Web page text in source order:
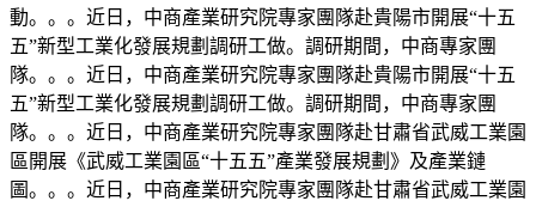
動。。。近日，中商產業研究院專家團隊赴貴陽市開展“十五
五”新型工業化發展規劃調研工做。調研期間，中商專家團
隊。。。近日，中商產業研究院專家團隊赴貴陽市開展“十五
五”新型工業化發展規劃調研工做。調研期間，中商專家團
隊。。。近日，中商產業研究院專家團隊赴甘肅省武威工業園
區開展《武威工業園區“十五五”產業發展規劃》及產業鏈
圖。。。近日，中商產業研究院專家團隊赴甘肅省武威工業園